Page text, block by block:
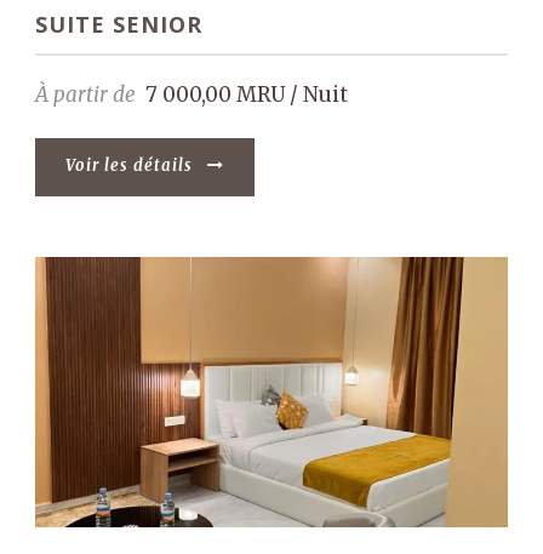
SUITE SENIOR
À partir de 7 000,00 MRU / Nuit
Voir les détails